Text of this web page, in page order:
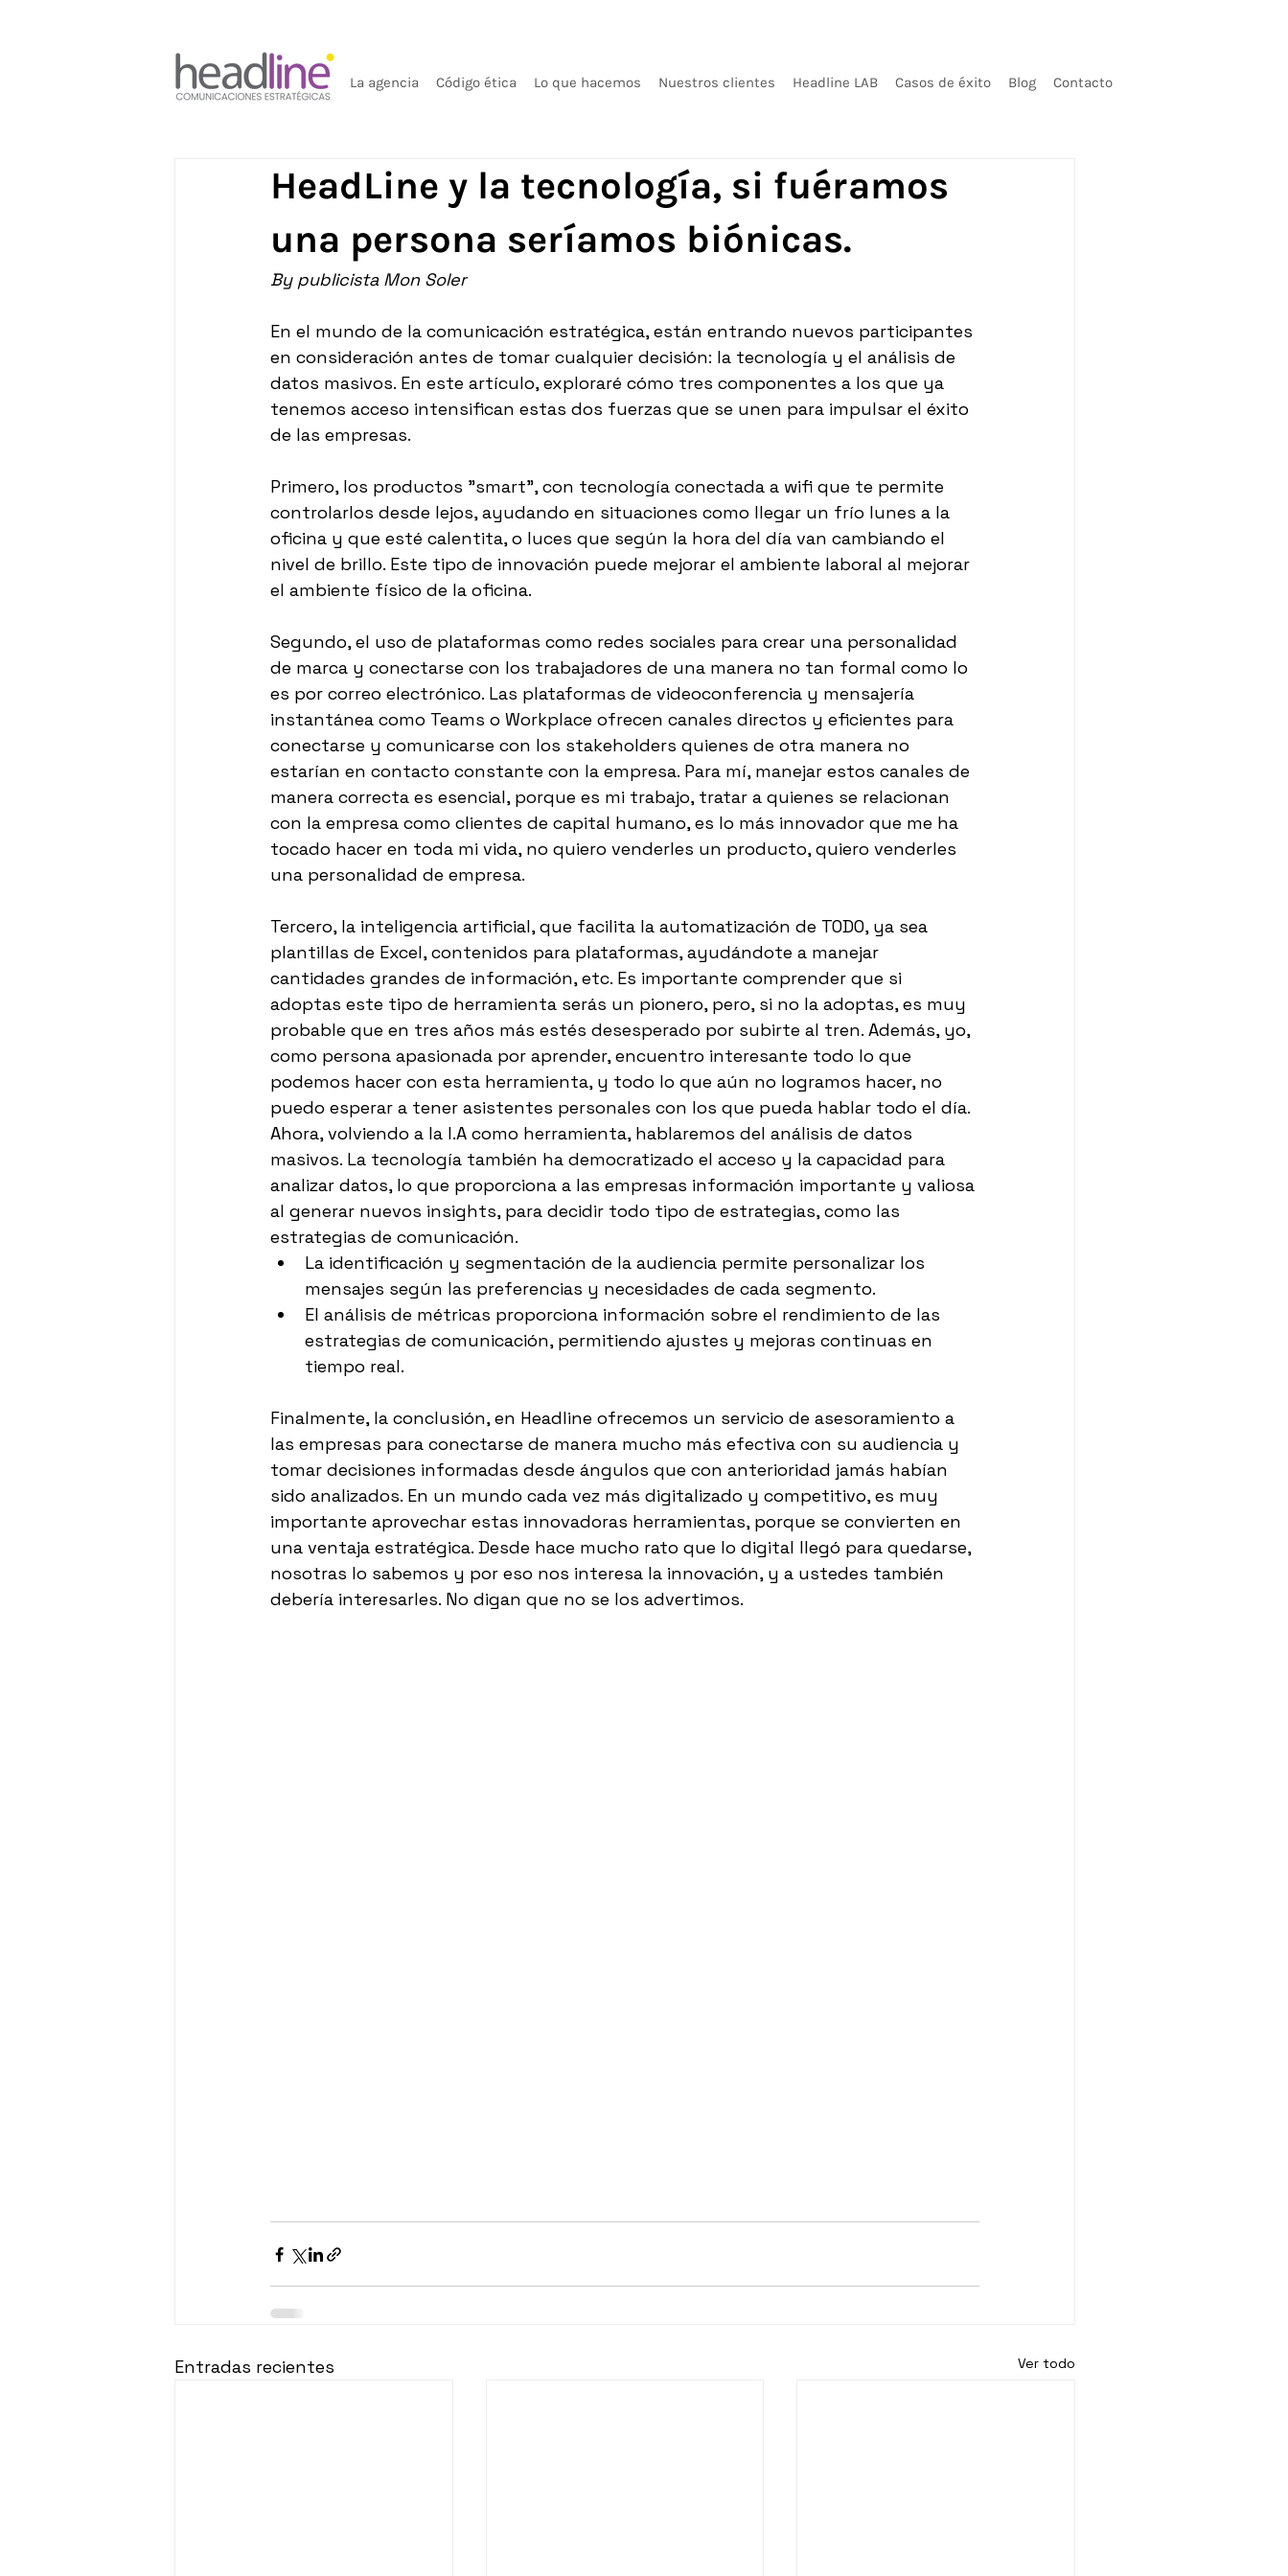
La agencia Código ética Lo que hacemos Nuestros clientes Headline LAB Casos de éxito Blog Contacto
HeadLine y la tecnología, si fuéramos
una persona seríamos biónicas.
By publicista Mon Soler
En el mundo de la comunicación estratégica, están entrando nuevos participantes
en consideración antes de tomar cualquier decisión: la tecnología y el análisis de
datos masivos. En este artículo, exploraré cómo tres componentes a los que ya
tenemos acceso intensifican estas dos fuerzas que se unen para impulsar el éxito
de las empresas.
Primero, los productos "smart", con tecnología conectada a wifi que te permite
controlarlos desde lejos, ayudando en situaciones como llegar un frío lunes a la
oficina y que esté calentita, o luces que según la hora del día van cambiando el
nivel de brillo. Este tipo de innovación puede mejorar el ambiente laboral al mejorar
el ambiente físico de la oficina.
Segundo, el uso de plataformas como redes sociales para crear una personalidad
de marca y conectarse con los trabajadores de una manera no tan formal como lo
es por correo electrónico. Las plataformas de videoconferencia y mensajería
instantánea como Teams o Workplace ofrecen canales directos y eficientes para
conectarse y comunicarse con los stakeholders quienes de otra manera no
estarían en contacto constante con la empresa. Para mí, manejar estos canales de
manera correcta es esencial, porque es mi trabajo, tratar a quienes se relacionan
con la empresa como clientes de capital humano, es lo más innovador que me ha
tocado hacer en toda mi vida, no quiero venderles un producto, quiero venderles
una personalidad de empresa.
Tercero, la inteligencia artificial, que facilita la automatización de TODO, ya sea
plantillas de Excel, contenidos para plataformas, ayudándote a manejar
cantidades grandes de información, etc. Es importante comprender que si
adoptas este tipo de herramienta serás un pionero, pero, si no la adoptas, es muy
probable que en tres años más estés desesperado por subirte al tren. Además, yo,
como persona apasionada por aprender, encuentro interesante todo lo que
podemos hacer con esta herramienta, y todo lo que aún no logramos hacer, no
puedo esperar a tener asistentes personales con los que pueda hablar todo el día.
Ahora, volviendo a la I.A como herramienta, hablaremos del análisis de datos
masivos. La tecnología también ha democratizado el acceso y la capacidad para
analizar datos, lo que proporciona a las empresas información importante y valiosa
al generar nuevos insights, para decidir todo tipo de estrategias, como las
estrategias de comunicación.
La identificación y segmentación de la audiencia permite personalizar los
mensajes según las preferencias y necesidades de cada segmento.
El análisis de métricas proporciona información sobre el rendimiento de las
estrategias de comunicación, permitiendo ajustes y mejoras continuas en
tiempo real.
Finalmente, la conclusión, en Headline ofrecemos un servicio de asesoramiento a
las empresas para conectarse de manera mucho más efectiva con su audiencia y
tomar decisiones informadas desde ángulos que con anterioridad jamás habían
sido analizados. En un mundo cada vez más digitalizado y competitivo, es muy
importante aprovechar estas innovadoras herramientas, porque se convierten en
una ventaja estratégica. Desde hace mucho rato que lo digital llegó para quedarse,
nosotras lo sabemos y por eso nos interesa la innovación, y a ustedes también
debería interesarles. No digan que no se los advertimos.
Entradas recientes Ver todo